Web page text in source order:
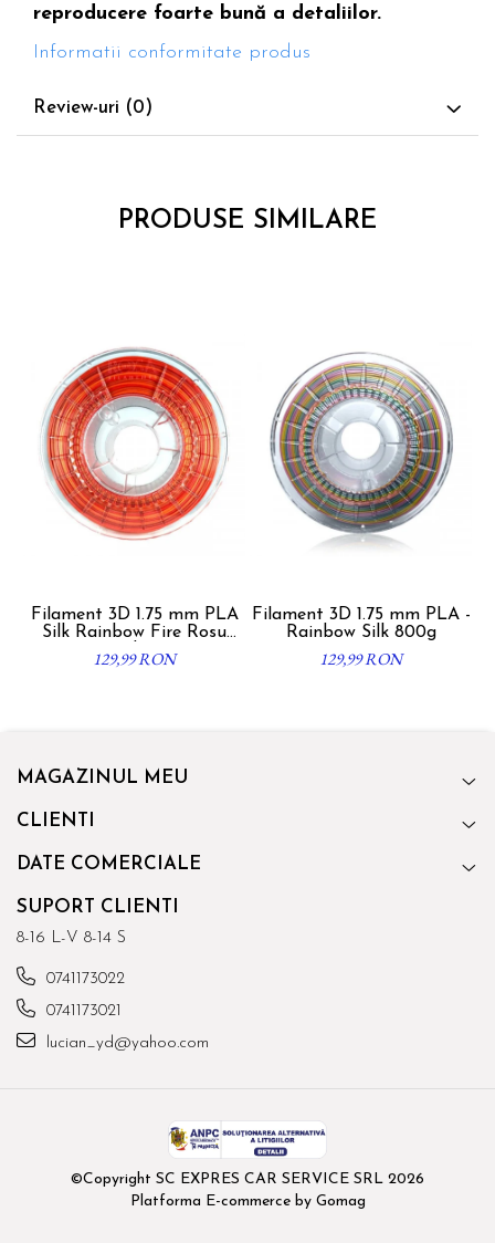
reproducere foarte bună a detaliilor.
Informatii conformitate produs
Review-uri (0)
PRODUSE SIMILARE
Filament 3D 1.75 mm PLA
Silk Rainbow Fire Rosu
Portocaliu 800g
129,99 RON
Filament 3D 1.75 mm PLA -
Rainbow Silk 800g
129,99 RON
MAGAZINUL MEU
CLIENTI
DATE COMERCIALE
SUPORT CLIENTI
8-16 L-V 8-14 S
0741173022
0741173021
lucian_yd@yahoo.com
©Copyright SC EXPRES CAR SERVICE SRL 2026
Platforma E-commerce by Gomag